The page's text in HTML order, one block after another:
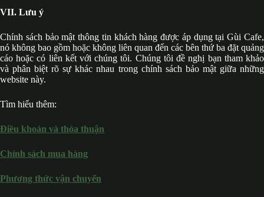
VII. Lưu ý
Chính sách bảo mật thông tin khách hàng được áp dụng tại Gùi Cafe,
nó không bao gồm hoặc không liên quan đến các bên thứ ba đặt quảng
cáo hoặc có liên kết với chúng tôi. Chúng tôi đề nghị bạn tham khảo
và phân biệt rõ sự khác nhau trong chính sách bảo mật giữa những
website này.
Tìm hiểu thêm:
Điều khoản và thỏa thuận
Chính sách mua hàng
Phương thức vận chuyển